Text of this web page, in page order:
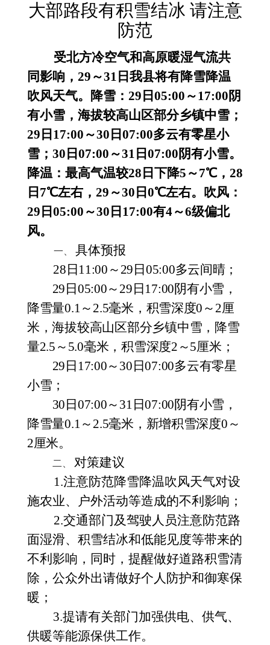
大部路段有积雪结冰 请注意
防范
受北方冷空气和高原暖湿气流共
同影响，29～31日我县将有降雪降温
吹风天气。降雪： 29日05:00～17:00阴
有小雪，海拔较高山区部分乡镇中雪；
29日17:00～30日07:00多云有零星小
雪；30日07:00～31日07:00阴有小雪。
降温： 最高气温较28日下降5～7℃，28
日7℃左右，29～30日0℃左右。 吹风：
29日05:00～30日17:00有4～6级偏北
风。
一、 具体预报
28日11:00 ～ 29日05:00多云间晴；
29日05:00～29日17:00阴有小雪，
降雪量0.1～2.5毫米，积雪深度0～2厘
米，海拔较高山区部分乡镇中雪，降雪
量2.5～5.0毫米，积雪深度2～5厘米；
29日17:00～30日07:00多云有零星
小雪；
30日07:00～31日07:00阴有小雪 ，
降雪量0.1～2.5毫米，新增积雪深度0～
2厘米。
二、 对策建议
1.注意防范降雪降温吹风天气对设
施农业、户外活动等造成的不利影响；
2.交通部门及驾驶人员注意防范路
面湿滑、积雪结冰和低能见度等带来的
不利影响，同时，提醒做好道路积雪清
除，公众外出请做好个人防护和御寒保
暖；
3.提请有关部门加强供电、供气、
供暖等能源保供工作。